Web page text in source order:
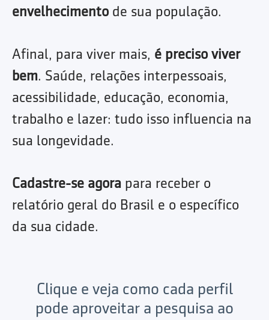
envelhecimento de sua população.
Afinal, para viver mais, é preciso viver
bem. Saúde, relações interpessoais,
acessibilidade, educação, economia,
trabalho e lazer: tudo isso influencia na
sua longevidade.
Cadastre-se agora para receber o
relatório geral do Brasil e o específico
da sua cidade.
Clique e veja como cada perfil
pode aproveitar a pesquisa ao